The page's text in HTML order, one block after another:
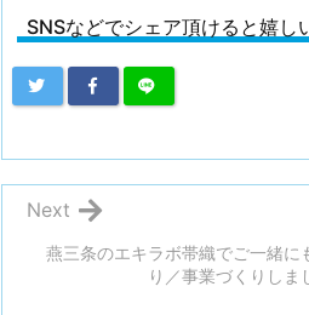
SNSなどでシェア頂けると嬉し
燕三条のエキラボ帯織でご一緒に
り／事業づくりしま
Next